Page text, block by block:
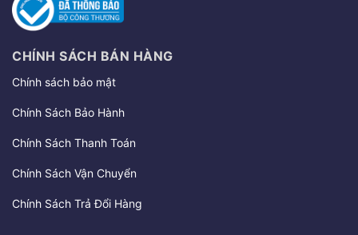
CHÍNH SÁCH BÁN HÀNG
Chính sách bảo mật
Chính Sách Bảo Hành
Chính Sách Thanh Toán
Chính Sách Vận Chuyển
Chính Sách Trả Đổi Hàng